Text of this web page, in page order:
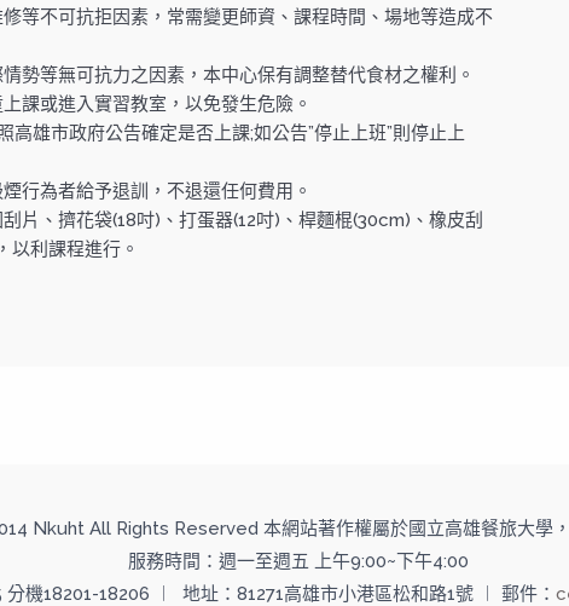
等不可抗拒因素，常需變更師資、課程時間、場地等造成不
勢等無可抗力之因素，本中心保有調整替代食材之權利。
課或進入實習教室，以免發生危險。
雄市政府公告確定是否上課;如公告”停止上班”則停止上
行為者給予退訓，不退還任何費用。
片、擠花袋(18吋)、打蛋器(12吋)、桿麵棍(30cm)、橡皮刮
以利課程進行。
Nkuht All Rights Reserved 本網站著作權屬於國立高雄餐旅大學
服務時間：週一至週五 上午9:00~下午4:00
機18201-18206 ︱ 地址：81271高雄市小港區松和路1號 ︱ 郵件：